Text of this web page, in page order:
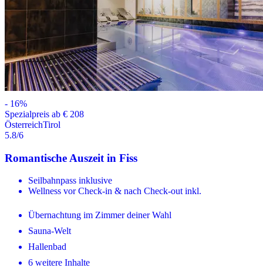
- 16%
Spezialpreis ab € 208
ÖsterreichTirol
5.8/6
Romantische Auszeit in Fiss
Seilbahnpass inklusive
Wellness vor Check-in & nach Check-out inkl.
Übernachtung im Zimmer deiner Wahl
Sauna-Welt
Hallenbad
6 weitere Inhalte